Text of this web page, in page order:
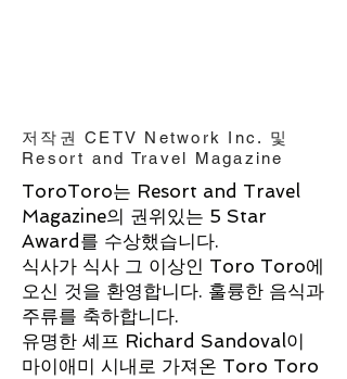
저작권 CETV Network Inc. 및
Resort and Travel Magazine
ToroToro는 Resort and Travel
Magazine의 권위있는 5 Star
Award를 수상했습니다.
식사가 식사 그 이상인 Toro Toro에
오신 것을 환영합니다. 훌륭한 음식과
주류를 축하합니다.
유명한 셰프 Richard Sandoval이
마이애미 시내로 가져온 Toro Toro